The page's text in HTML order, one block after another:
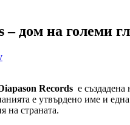
– дом на големи
Records е създадена
е утвърдено име и
на страната.